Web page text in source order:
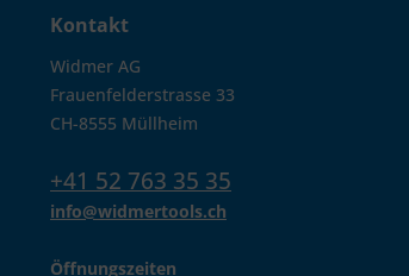
Kontakt
Widmer AG
Frauenfelderstrasse 33
CH-8555 Müllheim
+41 52 763 35 35
info@widmertools.ch
Öffnungszeiten